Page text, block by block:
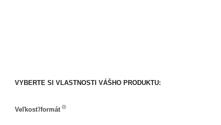
VYBERTE SI VLASTNOSTI VÁŠHO PRODUKTU:
Veľkosť/formát